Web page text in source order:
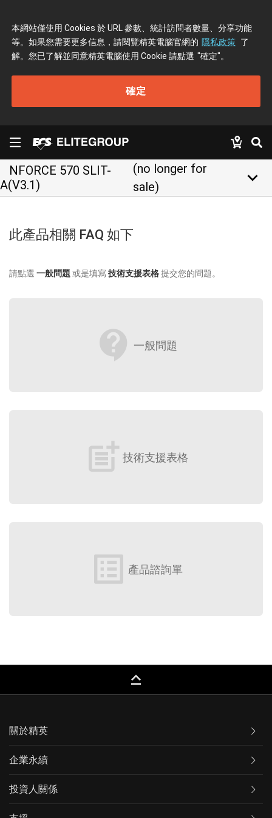
本網站僅使用 Cookies 於 URL 參數、統計訪問者數量、分享功能
等。如果您需要更多信息，請閱覽精英電腦官網的 隱私政策 了
解。您已了解並同意精英電腦使用 Cookie 請點選 "確定"。
確定
NFORCE 570 SLIT-
A(V3.1)
(no longer for
sale)
keyboard_arrow_down
此產品相關 FAQ 如下
請點選 一般問題 或是填寫技術支援表格提交您的問題。
contact_support 一般問題
post_add 技術支援表格
list_alt 產品諮詢單
keyboard_capslock
關於精英
企業永續
投資人關係